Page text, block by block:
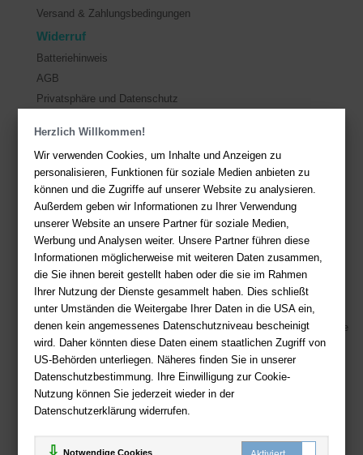
Herzlich Willkommen!
Wir verwenden Cookies, um Inhalte und Anzeigen zu
personalisieren, Funktionen für soziale Medien anbieten zu
können und die Zugriffe auf unserer Website zu analysieren.
Außerdem geben wir Informationen zu Ihrer Verwendung
unserer Website an unsere Partner für soziale Medien,
Werbung und Analysen weiter. Unsere Partner führen diese
Informationen möglicherweise mit weiteren Daten zusammen,
die Sie ihnen bereit gestellt haben oder die sie im Rahmen
Ihrer Nutzung der Dienste gesammelt haben. Dies schließt
unter Umständen die Weitergabe Ihrer Daten in die USA ein,
denen kein angemessenes Datenschutzniveau bescheinigt
wird. Daher könnten diese Daten einem staatlichen Zugriff von
US-Behörden unterliegen. Näheres finden Sie in unserer
Datenschutzbestimmung. Ihre Einwilligung zur Cookie-
Nutzung können Sie jederzeit wieder in der
Datenschutzerklärung widerrufen.
Notwendige Cookies
Versand & Zahlungsbedingungen
Widerruf
Batteriehinweis
AGB
Privatsphäre und Datenschutz
Sie haben Fragen? Hier finden Sie Antworten auf häufig gestellte
Fragen.
Fragen per E-Mail: service@deutsche-buchhandlung.de
Telefon: +49 (0)511 - 982 684 41
Ihre Vorteile bei uns
Kostenloser Versand ab 36,- EUR Bestellwert
Sicherer Online Shop und Zahlung mit SSL-Verschlüsselung
Viele Zahlungsmethoden wie PayPal, Amazon Payment, Vorkasse
Zahlweisen